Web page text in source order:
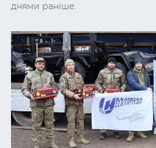
днями раніше.